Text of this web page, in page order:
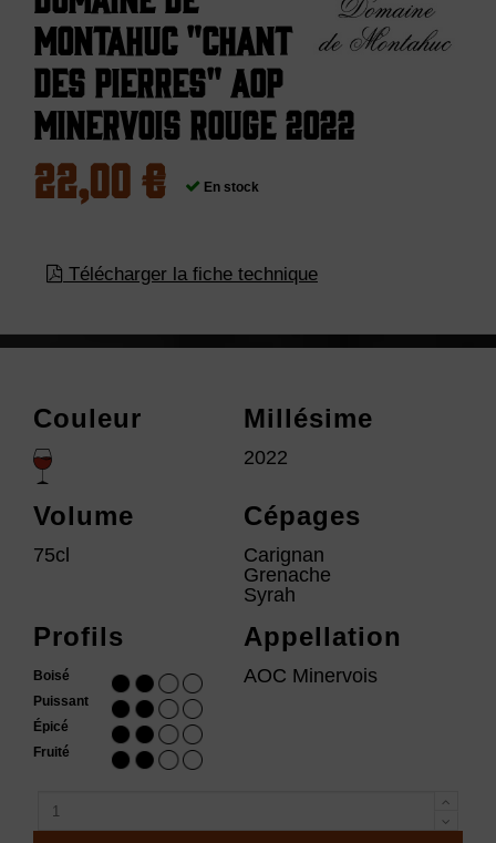
Montahuc "Chant
des Pierres" AOP
Minervois Rouge 2022
22,00 € En stock
Télécharger la fiche technique
Couleur Millésime
2022
Volume
75cl
Cépages
Carignan
Grenache
Syrah
Profils
Boisé
Puissant
Épicé
Fruité
Appellation
AOC Minervois